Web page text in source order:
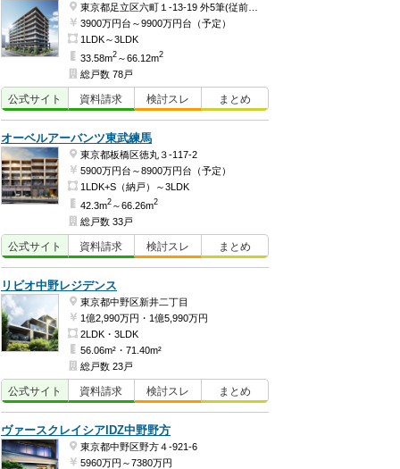
東京都足立区六町１-13-19 外5筆(従前地番)ほか
3900万円台～9900万円台（予定）
1LDK～3LDK
33.58m2 ～66.12m2
総戸数 78戸
公式サイト 資料請求 検討スレ まとめ
オーベルアーバンツ東武練馬
東京都板橋区徳丸３-117-2
5900万円台～8900万円台（予定）
1LDK+S（納戸）～3LDK
42.3m2 ～66.26m2
総戸数 33戸
公式サイト 資料請求 検討スレ まとめ
リビオ中野レジデンス
東京都中野区新井二丁目
1億2,990万円・1億5,990万円
2LDK・3LDK
56.06m²・71.40m²
総戸数 23戸
公式サイト 資料請求 検討スレ まとめ
ヴァースクレイシアIDZ中野野方
東京都中野区野方４-921-6
5960万円～7380万円